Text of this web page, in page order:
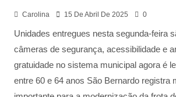
Carolina 15 De Abril De 2025 0
Unidades entregues nesta segunda-feira
câmeras de segurança, acessibilidade e
gratuidade no sistema municipal agora é
entre 60 e 64 anos São Bernardo registra